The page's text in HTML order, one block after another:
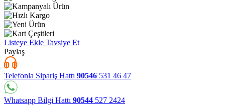
Listeye Ekle Tavsiye Et
Paylaş
Telefonla Sipariş Hattı 90546 531 46 47
Whatsapp Bilgi Hattı 90544 527 2424